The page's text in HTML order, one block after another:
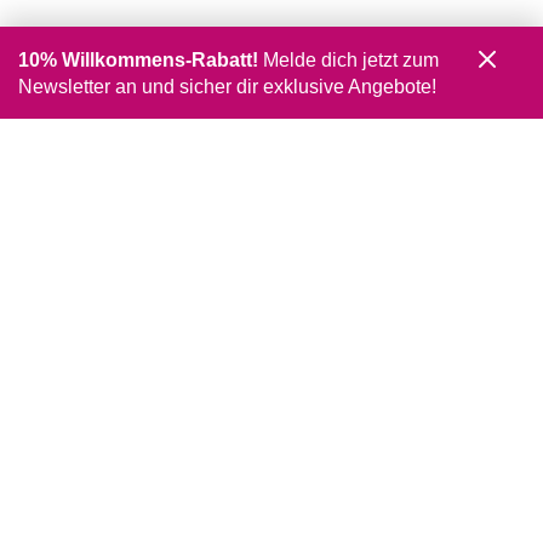
10% Willkommens-Rabatt! Melde dich jetzt zum
Newsletter an und sicher dir exklusive Angebote!